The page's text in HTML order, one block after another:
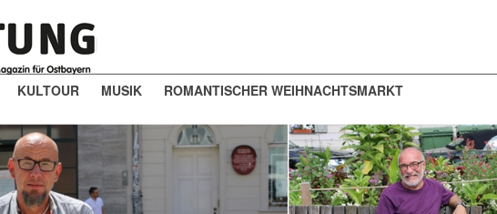
KULTOUR MUSIK ROMANTISCHER WEIHNACHTSMARKT